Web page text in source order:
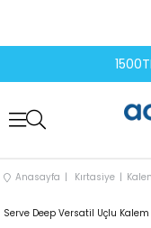
Anasayfa Kırtasiye
Serve Deep Versatil Uçlu